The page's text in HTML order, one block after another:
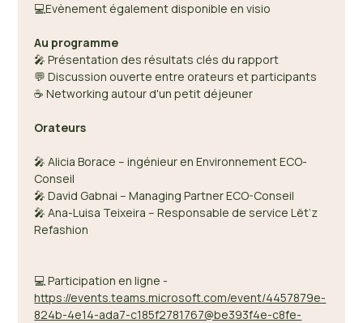
💻Evènement également disponible en visio
Au programme
🎤 Présentation des résultats clés du rapport
💬 Discussion ouverte entre orateurs et participants
☕ Networking autour d'un petit déjeuner
Orateurs
🎤 Alicia Borace – ingénieur en Environnement ECO-
Conseil
🎤 David Gabnai – Managing Partner ECO-Conseil
🎤 Ana-Luisa Teixeira – Responsable de service Lët’z
Refashion
💻 Participation en ligne -
https://events.teams.microsoft.com/event/4457879e-
824b-4e14-ada7-c185f2781767@be393f4e-c8fe-